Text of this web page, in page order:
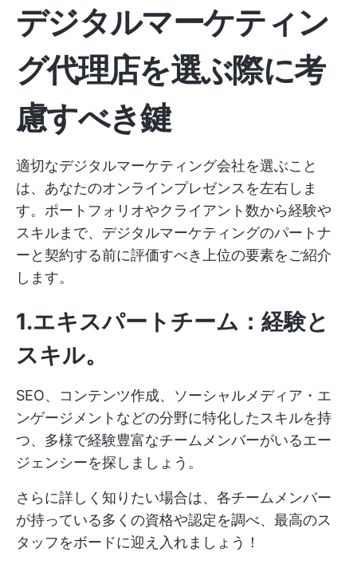
デジタルマーケティン
グ代理店を選ぶ際に考
慮すべき鍵
適切なデジタルマーケティング会社を選ぶこと
は、あなたのオンラインプレゼンスを左右しま
す。ポートフォリオやクライアント数から経験や
スキルまで、デジタルマーケティングのパートナ
ーと契約する前に評価すべき上位の要素をご紹介
します。
1.エキスパートチーム：経験と
スキル。
SEO、コンテンツ作成、ソーシャルメディア・エ
ンゲージメントなどの分野に特化したスキルを持
つ、多様で経験豊富なチームメンバーがいるエー
ジェンシーを探しましょう。
さらに詳しく知りたい場合は、各チームメンバー
が持っている多くの資格や認定を調べ、最高のス
タッフをボードに迎え入れましょう！